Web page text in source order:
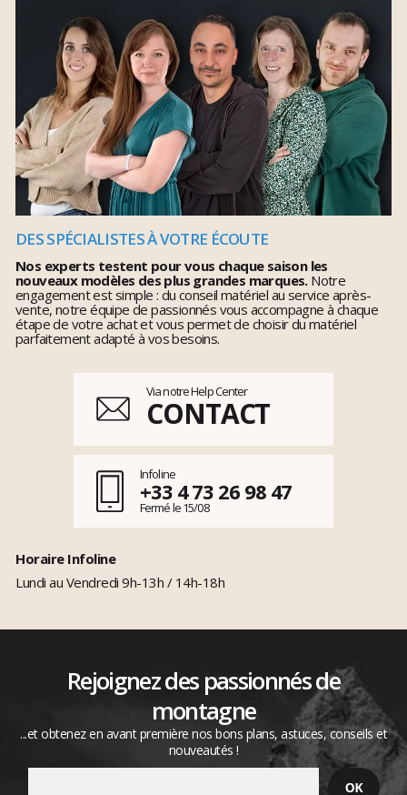
DES SPÉCIALISTES À VOTRE ÉCOUTE
Nos experts testent pour vous chaque saison les
nouveaux modèles des plus grandes marques.Notre
engagement est simple : du conseil matériel au service après-
vente, notre équipe de passionnés vous accompagne à chaque
étape de votre achat et vous permet de choisir du matériel
parfaitement adapté à vos besoins.
Via notre Help Center
CONTACT
Infoline
+33 4 73 26 98 47
Fermé le 15/08
Horaire Infoline
Lundi au Vendredi 9h-13h / 14h-18h
Rejoignez des passionnés de
montagne
...et obtenez en avant première nos bons plans, astuces, conseils et
nouveautés !